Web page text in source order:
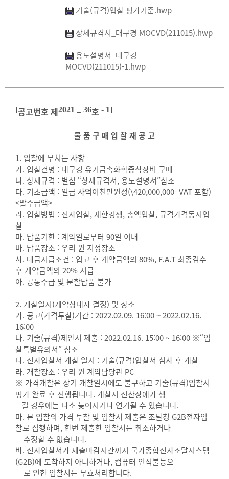
기술(규격)입찰 평가기준.hwp
상세규격서_대구경 MOCVD(211015).hwp
용도설명서_대구경
MOCVD(211015)-1.hwp
[공고번호 제2021 – 36호 - 1]
물 품 구 매 입 찰 재 공 고
1. 입찰에 부치는 사항
가. 입찰건명 : 대구경 유기금속화학증착장비 구매
나. 상세규격 : 별첨 “상세규격서, 용도설명서”참조
다. 기초금액 : 일금 사억이천만원정(\420,000,000- VAT 포함)
<발주금액>
라. 입찰방법 : 전자입찰, 제한경쟁, 총액입찰, 규격가격동시입
찰
마. 납품기한 : 계약일로부터 90일 이내
바. 납품장소 : 우리 원 지정장소
사. 대금지급조건 : 입고 후 계약금액의 80%, F.A.T 최종검수
후 계약금액의 20% 지급
아. 공동수급 및 분할납품 불가
2. 개찰일시(계약상대자 결정) 및 장소
가. 공고(가격투찰)기간 : 2022.02.09. 16:00 ~ 2022.02.16.
16:00
나. 기술(규격)제안서 제출 : 2022.02.16. 15:00 ~ 16:00 ※“입
찰특별유의서” 참조
다. 전자입찰서 개찰 일시 : 기술(규격)입찰서 심사 후 개찰
라. 개찰장소 : 우리 원 계약담당관 PC
※ 가격개찰은 상기 개찰일시에도 불구하고 기술(규격)입찰서
평가 완료 후 진행됩니다. 개찰시 전산장애가 생
길 경우에는 다소 늦어지거나 연기될 수 있습니다.
마. 본 입찰의 가격 투찰 및 입찰서 제출은 조달청 G2B전자입
찰로 집행하며, 한번 제출한 입찰서는 취소하거나
수정할 수 없습니다.
바. 전자입찰서가 제출마감시간까지 국가종합전자조달시스템
(G2B)에 도착하지 아니하거나, 컴퓨터 인식불능으
로 인한 입찰서는 무효처리합니다.